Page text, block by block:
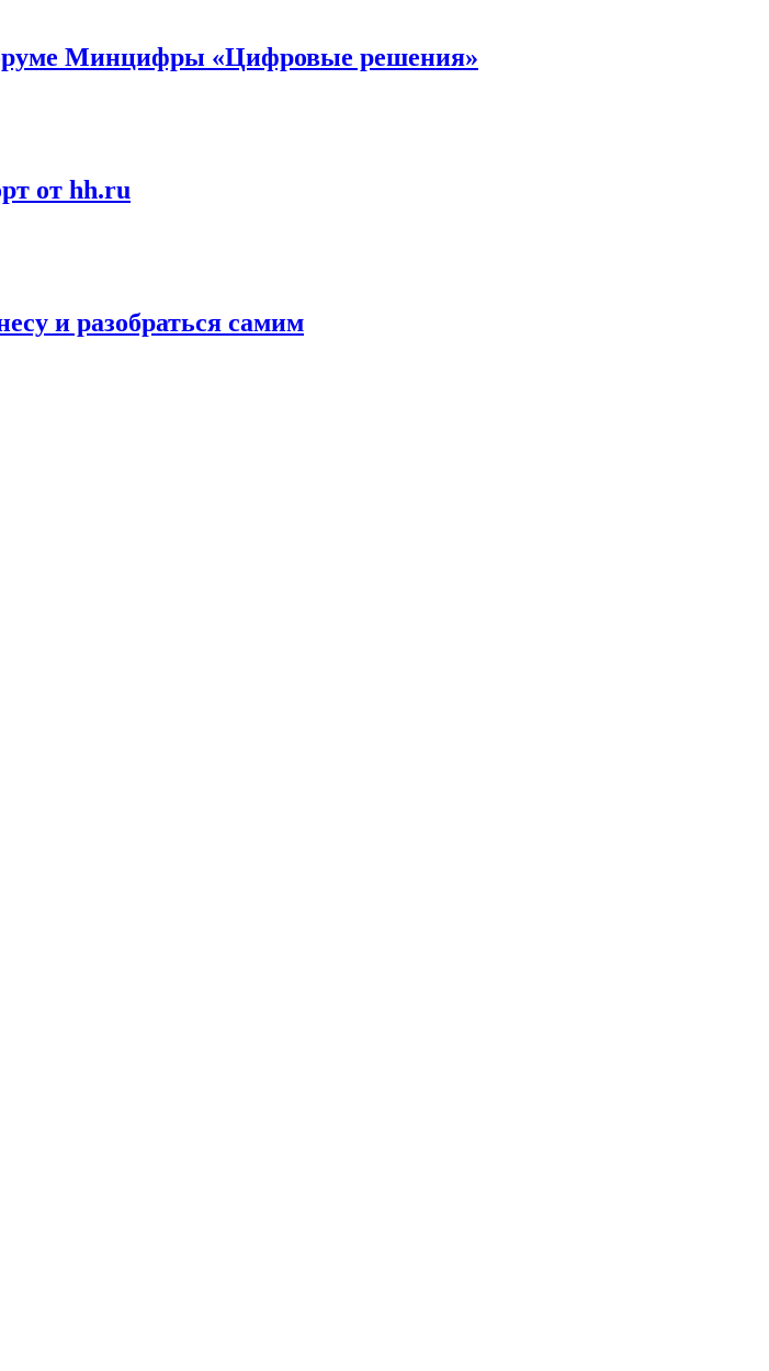
Минцифры «Цифровые решения»
от hh.ru
и разобраться самим